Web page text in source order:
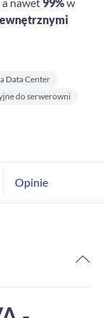
Data Center
do serwerowni
Opinie